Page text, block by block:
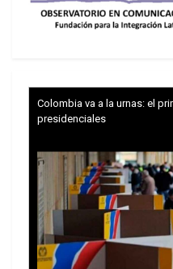
de la población se
para los que están en
ciento.
53 por ciento del total
hogares en 2007 (era
cual implica que el
próspero es mayor
por ciento de la
Colombia va a la urnas: el
presidenciales